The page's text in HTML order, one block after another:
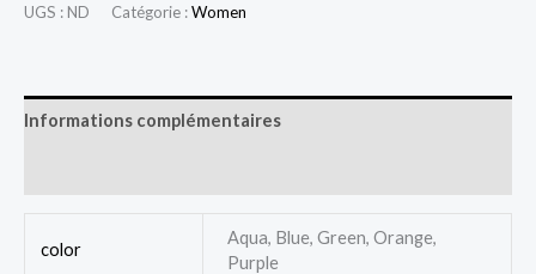
UGS : ND Catégorie :Women
Informations complémentaires
color
Aqua, Blue, Green, Orange,
Purple